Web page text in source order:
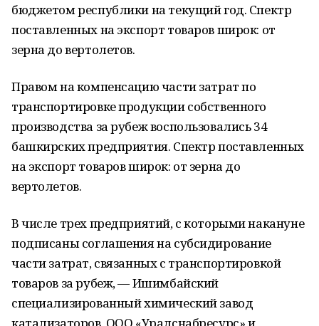
бюджетом республики на текущий год. Спектр
поставленных на экспорт товаров широк: от
зерна до вертолетов.
Правом на компенсацию части затрат по
транспортировке продукции собственного
производства за рубеж воспользовались 34
башкирских предприятия. Спектр поставленных
на экспорт товаров широк: от зерна до
вертолетов.
В числе трех предприятий, с которыми накануне
подписаны соглашения на субсидирование
части затрат, связанных с транспортировкой
товаров за рубеж, — Ишимбайский
специализированный химический завод